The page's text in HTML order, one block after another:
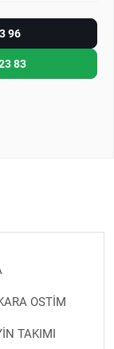
96
83
OSTİM
TAKIMI